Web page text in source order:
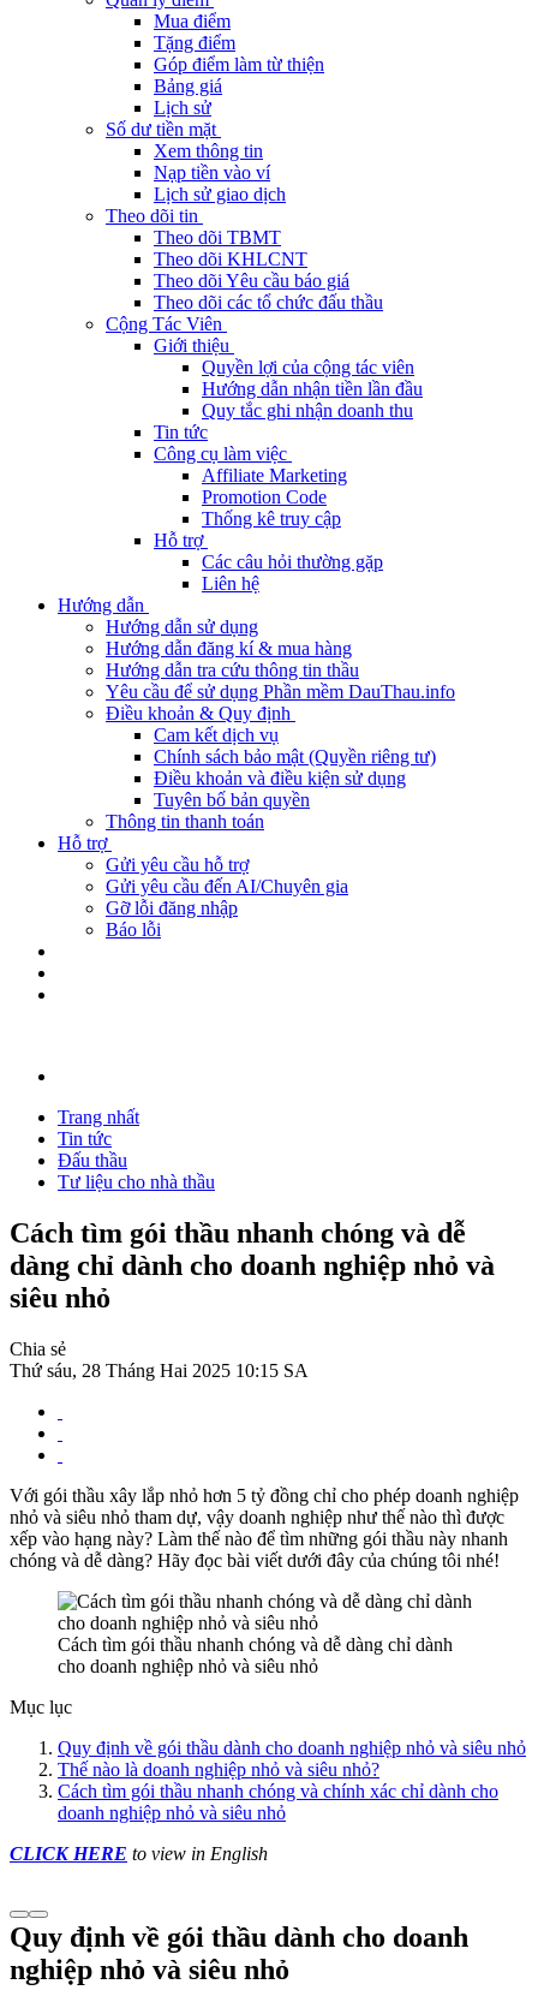
Mua điểm
Tặng điểm
Góp điểm làm từ thiện
Bảng giá
Lịch sử
Số dư tiền mặt
Xem thông tin
Nạp tiền vào ví
Lịch sử giao dịch
Theo dõi tin
Theo dõi TBMT
Theo dõi KHLCNT
Theo dõi Yêu cầu báo giá
Theo dõi các tổ chức đấu thầu
Cộng Tác Viên
Giới thiệu
Quyền lợi của cộng tác viên
Hướng dẫn nhận tiền lần đầu
Quy tắc ghi nhận doanh thu
Tin tức
Công cụ làm việc
Affiliate Marketing
Promotion Code
Thống kê truy cập
Hỗ trợ
Các câu hỏi thường gặp
Liên hệ
Hướng dẫn
Hướng dẫn sử dụng
Hướng dẫn đăng kí & mua hàng
Hướng dẫn tra cứu thông tin thầu
Yêu cầu để sử dụng Phần mềm DauThau.info
Điều khoản & Quy định
Cam kết dịch vụ
Chính sách bảo mật (Quyền riêng tư)
Điều khoản và điều kiện sử dụng
Tuyên bố bản quyền
Thông tin thanh toán
Hỗ trợ
Gửi yêu cầu hỗ trợ
Gửi yêu cầu đến AI/Chuyên gia
Gỡ lỗi đăng nhập
Báo lỗi
Trang nhất
Tin tức
Đấu thầu
Tư liệu cho nhà thầu
Cách tìm gói thầu nhanh chóng và dễ
dàng chỉ dành cho doanh nghiệp nhỏ và
siêu nhỏ
Chia sẻ
Thứ sáu, 28 Tháng Hai 2025 10:15 SA
Với gói thầu xây lắp nhỏ hơn 5 tỷ đồng chỉ cho phép doanh nghiệp
nhỏ và siêu nhỏ tham dự, vậy doanh nghiệp như thế nào thì được
xếp vào hạng này? Làm thế nào để tìm những gói thầu này nhanh
chóng và dễ dàng? Hãy đọc bài viết dưới đây của chúng tôi nhé!
Cách tìm gói thầu nhanh chóng và dễ dàng chỉ dành
cho doanh nghiệp nhỏ và siêu nhỏ
Mục lục
Quy định về gói thầu dành cho doanh nghiệp nhỏ và siêu nhỏ
Thế nào là doanh nghiệp nhỏ và siêu nhỏ?
Cách tìm gói thầu nhanh chóng và chính xác chỉ dành cho
doanh nghiệp nhỏ và siêu nhỏ
CLICK HERE to view in English
Quy định về gói thầu dành cho doanh
nghiệp nhỏ và siêu nhỏ